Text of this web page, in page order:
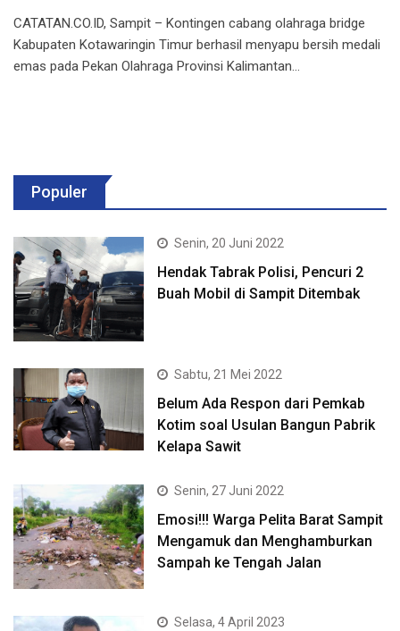
CATATAN.CO.ID, Sampit – Kontingen cabang olahraga bridge
Kabupaten Kotawaringin Timur berhasil menyapu bersih medali
emas pada Pekan Olahraga Provinsi Kalimantan…
Populer
Senin, 20 Juni 2022
Hendak Tabrak Polisi, Pencuri 2
Buah Mobil di Sampit Ditembak
Sabtu, 21 Mei 2022
Belum Ada Respon dari Pemkab
Kotim soal Usulan Bangun Pabrik
Kelapa Sawit
Senin, 27 Juni 2022
Emosi!!! Warga Pelita Barat Sampit
Mengamuk dan Menghamburkan
Sampah ke Tengah Jalan
Selasa, 4 April 2023